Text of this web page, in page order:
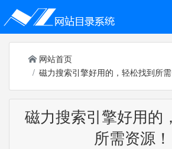
网站首页
磁力搜索引擎好用的，轻松找到所需
磁力搜索引擎好用的
所需资源！